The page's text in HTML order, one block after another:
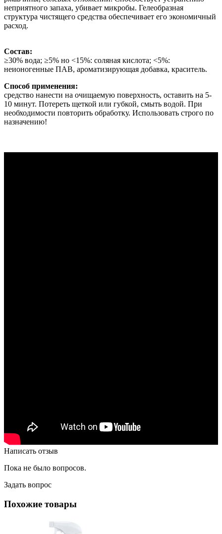
неприятного запаха, убивает микробы. Гелеобразная
структура чистящего средства обеспечивает его экономичный
расход.
Состав:
≥30% вода; ≥5% но <15%: соляная кислота; <5%:
неионогенные ПАВ, ароматизирующая добавка, краситель.
Способ применения:
средство нанести на очищаемую поверхность, оставить на 5-
10 минут. Потереть щеткой или губкой, смыть водой. При
необходимости повторить обработку. Использовать строго по
назначению!
Написать отзыв
Пока не было вопросов.
Задать вопрос
Похожие товары